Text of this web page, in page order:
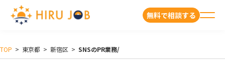
無料で相談する
TOP > 東京都 > 新宿区 > SNSのPR業務/